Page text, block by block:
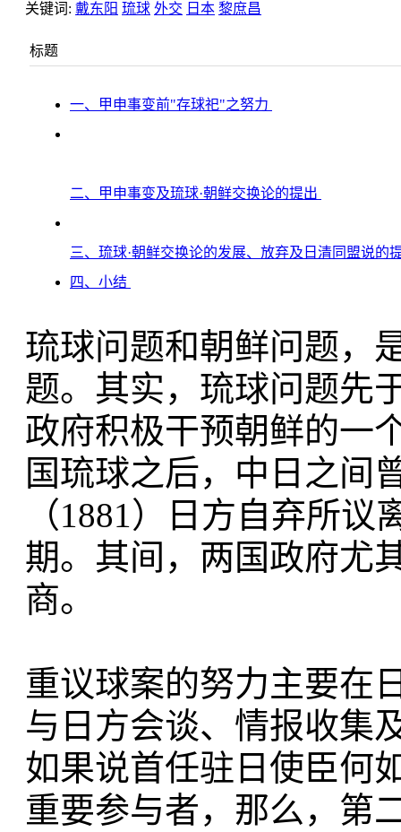
关键词: 戴东阳 琉球 外交 日本 黎庶昌
标题
一、甲申事变前"存球祀"之努力
二、甲申事变及琉球·朝鲜交换论的提出
三、琉球·朝鲜交换论的发展、放弃及日清同盟说的
四、小结
琉球问题和朝鲜问题，
题。其实，琉球问题先
政府积极干预朝鲜的一
国琉球之后，中日之间
（1881）日方自弃所
期。其间，两国政府尤
商。
重议球案的努力主要在
与日方会谈、情报收集
如果说首任驻日使臣何
重要参与者，那么，第